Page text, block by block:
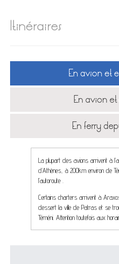
Itinéraires
En avion et
En avion
En ferry
La plupart des avions arrivent à
d’Athènes, à 200km environ de
l’autoroute .
Certains charters arrivent à
dessert la ville de Patras et se
Téméni. Attention toutefois aux